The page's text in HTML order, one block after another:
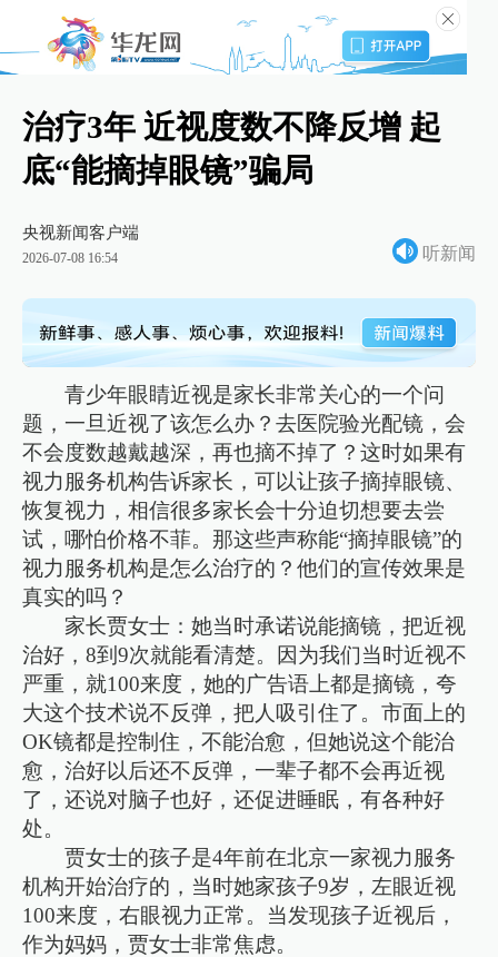
治疗3年 近视度数不降反增 起
底“能摘掉眼镜”骗局
央视新闻客户端
2026-07-08 16:54 听新闻
青少年眼睛近视是家长非常关心的一个问
题，一旦近视了该怎么办？去医院验光配镜，会
不会度数越戴越深，再也摘不掉了？这时如果有
视力服务机构告诉家长，可以让孩子摘掉眼镜、
恢复视力，相信很多家长会十分迫切想要去尝
试，哪怕价格不菲。那这些声称能“摘掉眼镜”的
视力服务机构是怎么治疗的？他们的宣传效果是
真实的吗？
家长贾女士：她当时承诺说能摘镜，把近视
治好，8到9次就能看清楚。因为我们当时近视不
严重，就100来度，她的广告语上都是摘镜，夸
大这个技术说不反弹，把人吸引住了。市面上的
OK镜都是控制住，不能治愈，但她说这个能治
愈，治好以后还不反弹，一辈子都不会再近视
了，还说对脑子也好，还促进睡眠，有各种好
处。
贾女士的孩子是4年前在北京一家视力服务
机构开始治疗的，当时她家孩子9岁，左眼近视
100来度，右眼视力正常。当发现孩子近视后，
作为妈妈，贾女士非常焦虑。